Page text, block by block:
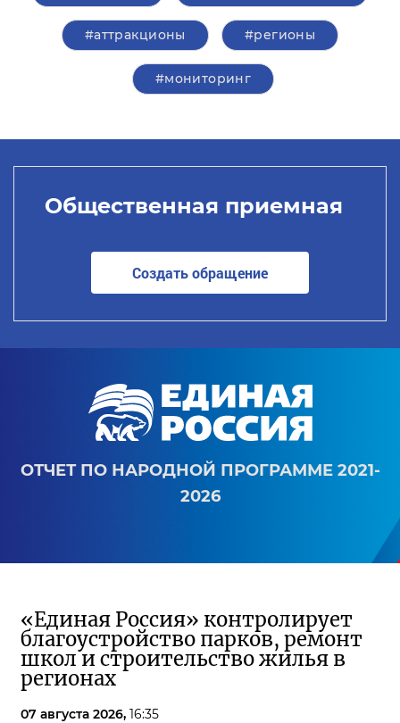
#аттракционы #регионы
#мониторинг
Общественная приемная
Создать обращение
ОТЧЕТ ПО НАРОДНОЙ ПРОГРАММЕ 2021-
2026
«Единая Россия» контролирует
благоустройство парков, ремонт
школ и строительство жилья в
регионах
07 августа 2026, 16:35